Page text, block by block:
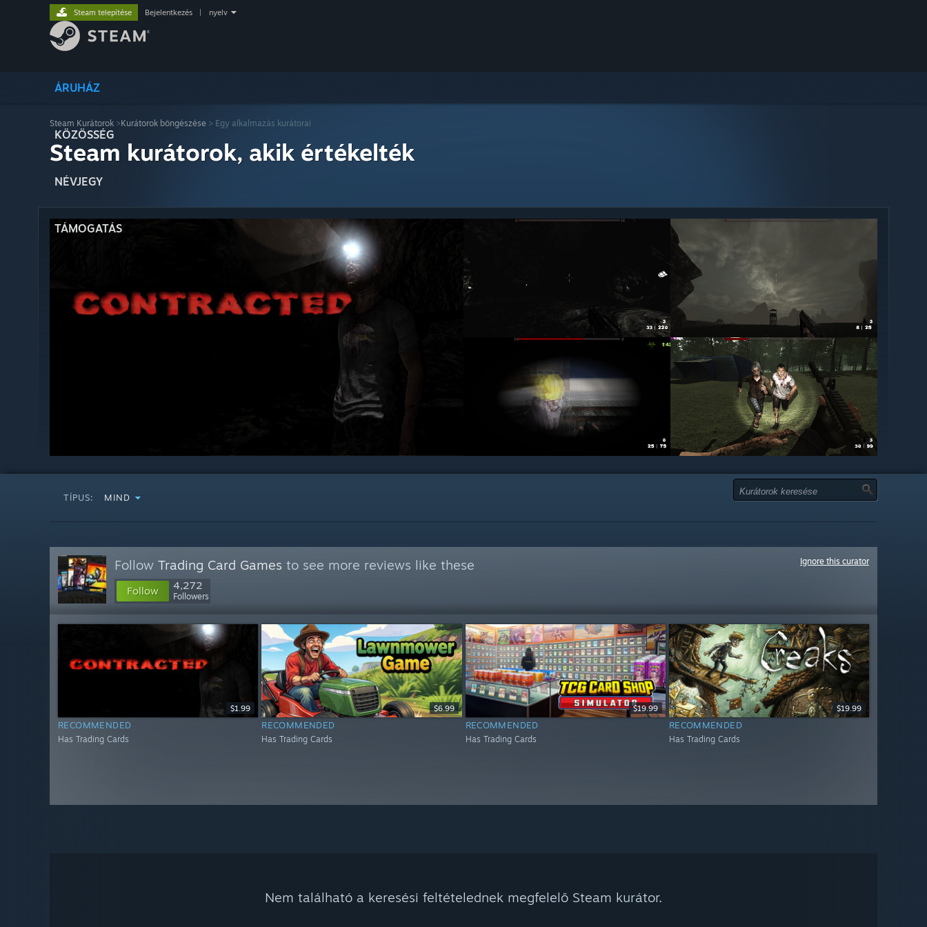
ÁRUHÁZ
KÖZÖSSÉG
NÉVJEGY
TÁMOGATÁS
Steam telepítése Bejelentkezés nyelv
Steam Kurátorok >Kurátorok böngészése > Egy alkalmazás kurátorai
Steam kurátorok, akik értékelték
TÍPUS: MIND
Follow Trading Card Games to see more reviews like these
Follow 4,272
Followers
Ignore this curator
$1.99
RECOMMENDED
Has Trading Cards
$6.99
RECOMMENDED
Has Trading Cards
$19.99
RECOMMENDED
Has Trading Cards
$19.99
RECOMMENDED
Has Trading Cards
Nem található a keresési feltételednek megfelelő Steam kurátor.